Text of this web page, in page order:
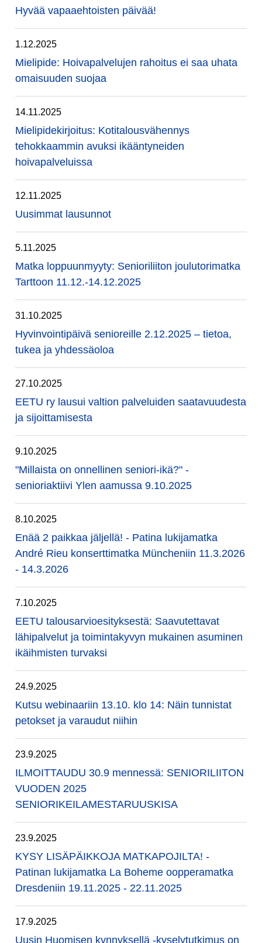
Hyvää vapaaehtoisten päivää!
1.12.2025
Mielipide: Hoivapalvelujen rahoitus ei saa uhata
omaisuuden suojaa
14.11.2025
Mielipidekirjoitus: Kotitalousvähennys
tehokkaammin avuksi ikääntyneiden
hoivapalveluissa
12.11.2025
Uusimmat lausunnot
5.11.2025
Matka loppuunmyyty: Senioriliiton joulutorimatka
Tarttoon 11.12.-14.12.2025
31.10.2025
Hyvinvointipäivä senioreille 2.12.2025 – tietoa,
tukea ja yhdessäoloa
27.10.2025
EETU ry lausui valtion palveluiden saatavuudesta
ja sijoittamisesta
9.10.2025
"Millaista on onnellinen seniori-ikä?" -
senioriaktiivi Ylen aamussa 9.10.2025
8.10.2025
Enää 2 paikkaa jäljellä! - Patina lukijamatka
André Rieu konserttimatka Müncheniin 11.3.2026
- 14.3.2026
7.10.2025
EETU talousarvioesityksestä: Saavutettavat
lähipalvelut ja toimintakyvyn mukainen asuminen
ikäihmisten turvaksi
24.9.2025
Kutsu webinaariin 13.10. klo 14: Näin tunnistat
petokset ja varaudut niihin
23.9.2025
ILMOITTAUDU 30.9 mennessä: SENIORILIITON
VUODEN 2025
SENIORIKEILAMESTARUUSKISA
23.9.2025
KYSY LISÄPÄIKKOJA MATKAPOJILTA! -
Patinan lukijamatka La Boheme oopperamatka
Dresdeniin 19.11.2025 - 22.11.2025
17.9.2025
Uusin Huomisen kynnyksellä -kyselytutkimus on